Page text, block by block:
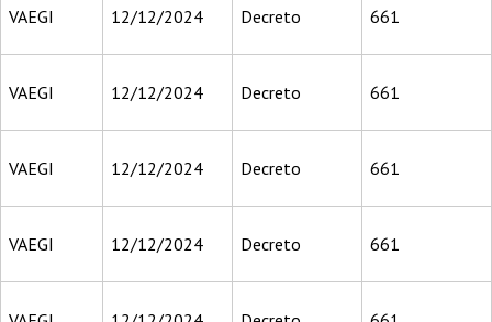
VAEGI 12/12/2024 Decreto 661
VAEGI 12/12/2024 Decreto 661
VAEGI 12/12/2024 Decreto 661
VAEGI 12/12/2024 Decreto 661